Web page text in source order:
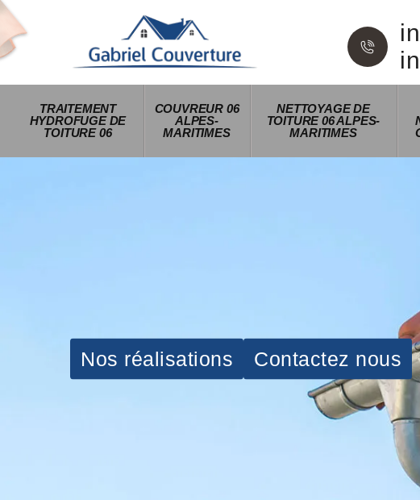
TRAITEMENT
HYDROFUGE DE
TOITURE 06
COUVREUR 06
ALPES-
MARITIMES
NETTOYAGE DE
TOITURE 06 ALPES-
MARITIMES
Nos réalisations Contactez nous